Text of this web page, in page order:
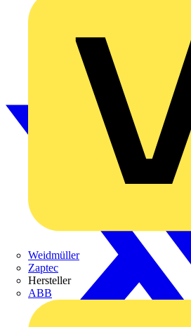
Weidmüller
Zaptec
Hersteller
ABB